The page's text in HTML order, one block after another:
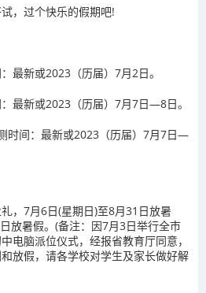
，过个快乐的假期吧!
新或2023（历届）7月2日。
新或2023（历届）7月7日—8日。
间：最新或2023（历届）7月7日—
7月6日(星期日)至8月31日放暑
放暑假。(备注：因7月3日举行全市
电脑派位仪式，经报省教育厅同意，
放假，请各学校对学生及家长做好解